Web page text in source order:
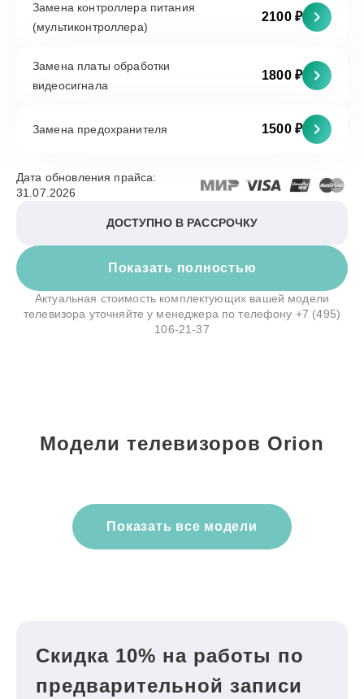
Замена контроллера питания
(мультиконтроллера)
2100 ₽
Замена платы обработки
видеосигнала
1800 ₽
Замена предохранителя 1500 ₽
Показать полностью
Дата обновления прайса:
31.07.2026
ДОСТУПНО В РАССРОЧКУ
Актуальная стоимость комплектующих вашей модели
телевизора уточняйте у менеджера по телефону +7 (495)
106-21-37
Модели телевизоров Orion
Показать все модели
Скидка 10% на работы по
предварительной записи